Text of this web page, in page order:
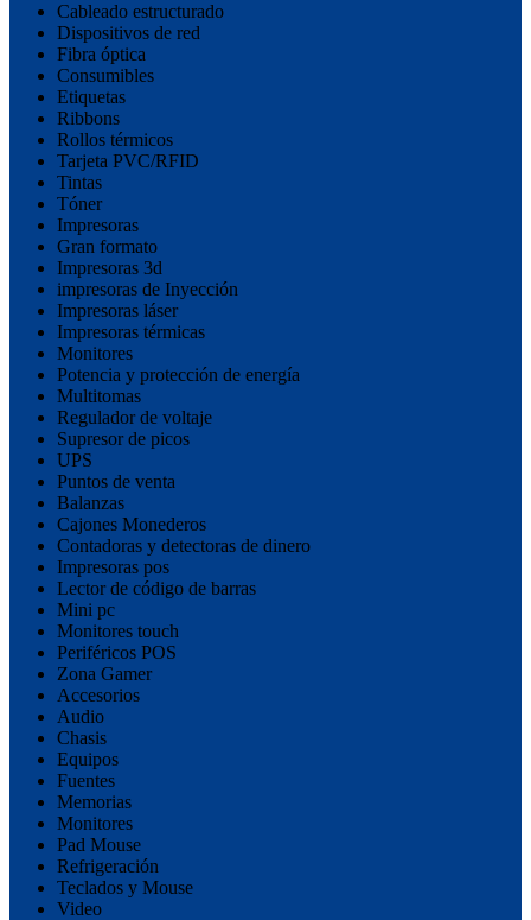
Cableado estructurado
Dispositivos de red
Fibra óptica
Consumibles
Etiquetas
Ribbons
Rollos térmicos
Tarjeta PVC/RFID
Tintas
Tóner
Impresoras
Gran formato
Impresoras 3d
impresoras de Inyección
Impresoras láser
Impresoras térmicas
Monitores
Potencia y protección de energía
Multitomas
Regulador de voltaje
Supresor de picos
UPS
Puntos de venta
Balanzas
Cajones Monederos
Contadoras y detectoras de dinero
Impresoras pos
Lector de código de barras
Mini pc
Monitores touch
Periféricos POS
Zona Gamer
Accesorios
Audio
Chasis
Equipos
Fuentes
Memorias
Monitores
Pad Mouse
Refrigeración
Teclados y Mouse
Video